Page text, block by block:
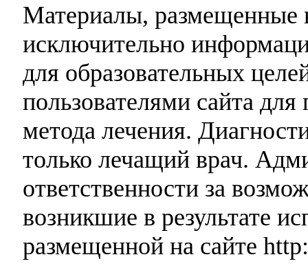
Материалы, размещенные
исключительно
для образовательных
пользователями сайта
метода лечения.
только лечащий врач.
ответственности за
возникшие в результате
размещенной на сайте